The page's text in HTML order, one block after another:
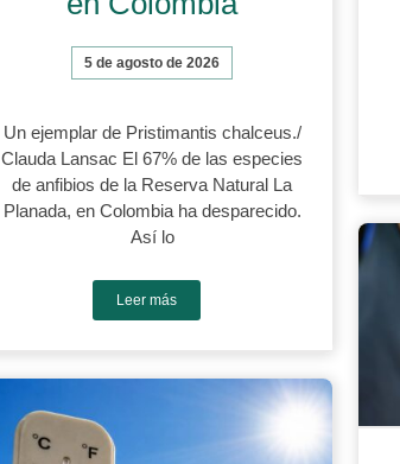
5 de agosto de 2026
Un ejemplar de Pristimantis chalceus./
Clauda Lansac El 67% de las especies
de anfibios de la Reserva Natural La
Planada, en Colombia ha desparecido.
Así lo
Leer más